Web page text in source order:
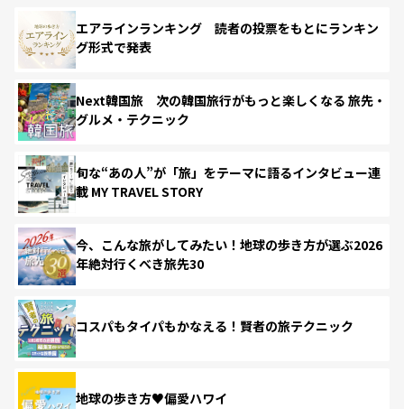
エアラインランキング 読者の投票をもとにランキン
グ形式で発表
Next韓国旅 次の韓国旅行がもっと楽しくなる 旅先・
グルメ・テクニック
旬な“あの人”が「旅」をテーマに語るインタビュー連
載 MY TRAVEL STORY
今、こんな旅がしてみたい！地球の歩き方が選ぶ2026
年絶対行くべき旅先30
コスパもタイパもかなえる！賢者の旅テクニック
地球の歩き方♥偏愛ハワイ